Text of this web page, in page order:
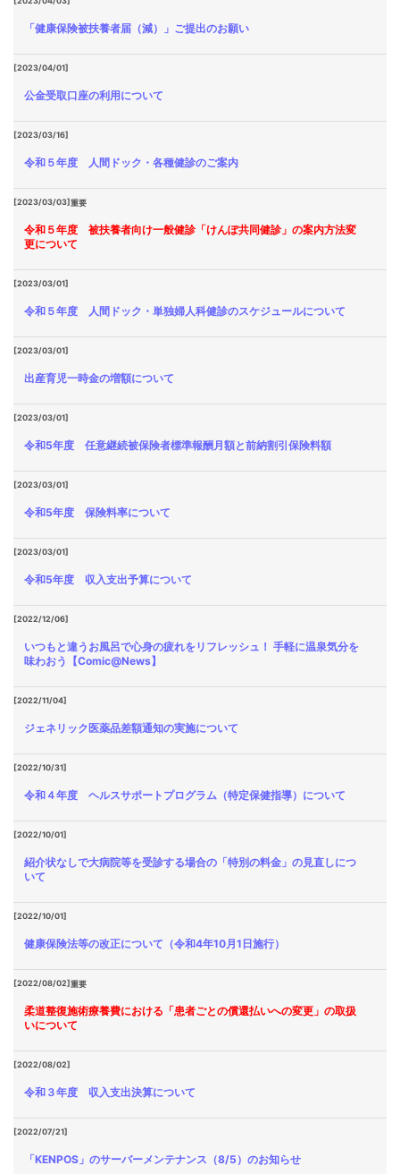
「健康保険被扶養者届（減）」ご提出のお願い
[2023/04/01]
公金受取口座の利用について
[2023/03/16]
令和５年度 人間ドック・各種健診のご案内
[2023/03/03]重要
令和５年度 被扶養者向け一般健診「けんぽ共同健診」の案内方法変
更について
[2023/03/01]
令和５年度 人間ドック・単独婦人科健診のスケジュールについて
[2023/03/01]
出産育児一時金の増額について
[2023/03/01]
令和5年度 任意継続被保険者標準報酬月額と前納割引保険料額
[2023/03/01]
令和5年度 保険料率について
[2023/03/01]
令和5年度 収入支出予算について
[2022/12/06]
いつもと違うお風呂で心身の疲れをリフレッシュ！ 手軽に温泉気分を
味わおう【Comic@News】
[2022/11/04]
ジェネリック医薬品差額通知の実施について
[2022/10/31]
令和４年度 ヘルスサポートプログラム（特定保健指導）について
[2022/10/01]
紹介状なしで大病院等を受診する場合の「特別の料金」の見直しにつ
いて
[2022/10/01]
健康保険法等の改正について（令和4年10月1日施行）
[2022/08/02]重要
柔道整復施術療養費における「患者ごとの償還払いへの変更」の取扱
いについて
[2022/08/02]
令和３年度 収入支出決算について
[2022/07/21]
「KENPOS」のサーバーメンテナンス（8/5）のお知らせ